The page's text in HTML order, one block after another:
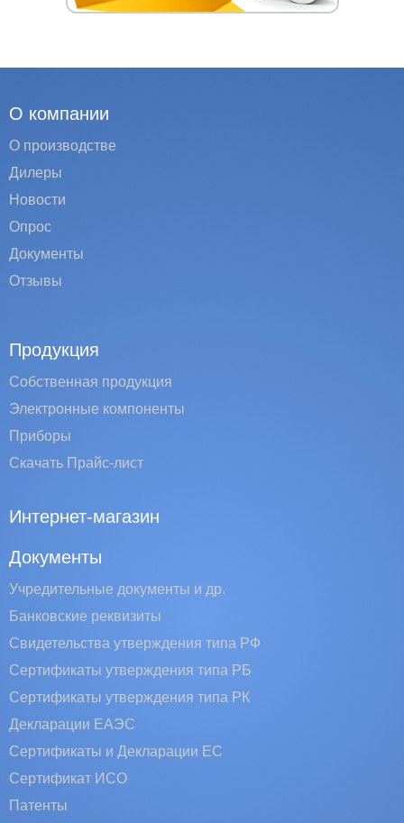
О компании
О производстве
Дилеры
Новости
Опрос
Документы
Отзывы
Продукция
Собственная продукция
Электронные компоненты
Приборы
Скачать Прайс-лист
Интернет-магазин
Документы
Учредительные документы и др.
Банковские реквизиты
Свидетельства утверждения типа РФ
Сертификаты утверждения типа РБ
Сертификаты утверждения типа РК
Декларации ЕАЭС
Сертификаты и Декларации EC
Сертификат ИСО
Патенты